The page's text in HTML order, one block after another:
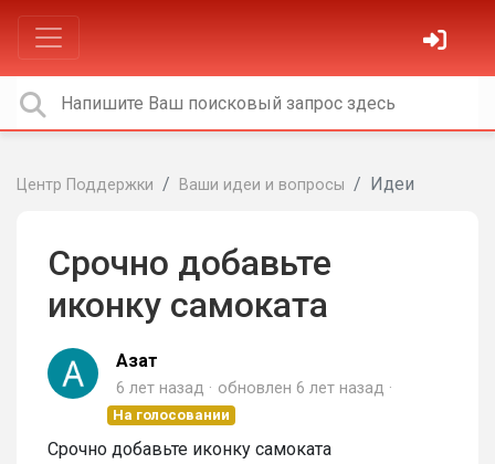
Центр Поддержки Ваши идеи и вопросы Идеи
Срочно добавьте
иконку самоката
Азат
6 лет назад обновлен 6 лет назад
На голосовании
Срочно добавьте иконку самоката